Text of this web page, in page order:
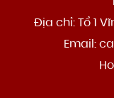
Địa chỉ: Tổ 1
Email: